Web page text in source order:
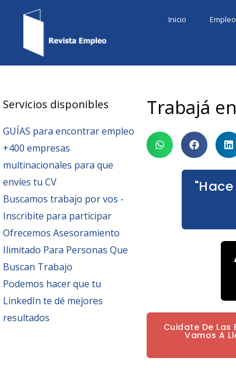
Inicio
Servicios disponibles
GUÍAS para encontrar empleo
+400 empresas
multinacionales para que
envíes tu CV
Buscamos trabajo por vos -
Inscribite para participar
Ofrecemos Asesoramiento
Ilimitado Para Personas Que
Buscan Trabajo
Podemos hacer que tu
LinkedIn te dé mejores
resultados
Trabajá
Cuidate De Las
Vamos A